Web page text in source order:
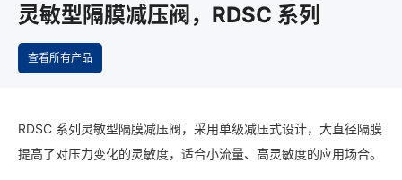
灵敏型隔膜减压阀，RDSC 系列
查看所有产品
RDSC 系列灵敏型隔膜减压阀，采用单级减压式设计，大直径隔膜
提高了对压力变化的灵敏度，适合小流量、高灵敏度的应用场合。